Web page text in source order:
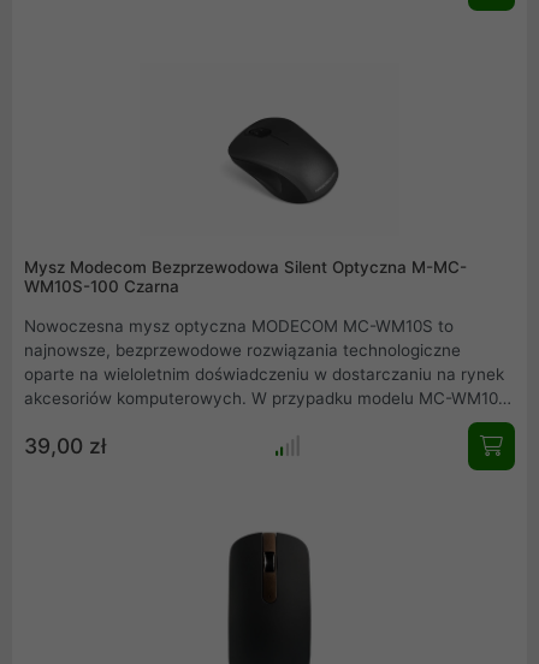
Mysz Modecom Bezprzewodowa Silent Optyczna M-MC-
WM10S-100 Czarna
Nowoczesna mysz optyczna MODECOM MC-WM10S to
najnowsze, bezprzewodowe rozwiązania technologiczne
oparte na wieloletnim doświadczeniu w dostarczaniu na rynek
akcesoriów komputerowych. W przypadku modelu MC-WM10S
postawiliśmy na komfort użytkowania stosując ultra ciche
mikroprzełączniki. Zdecydowanie zwiększa to komfort
39,00 zł